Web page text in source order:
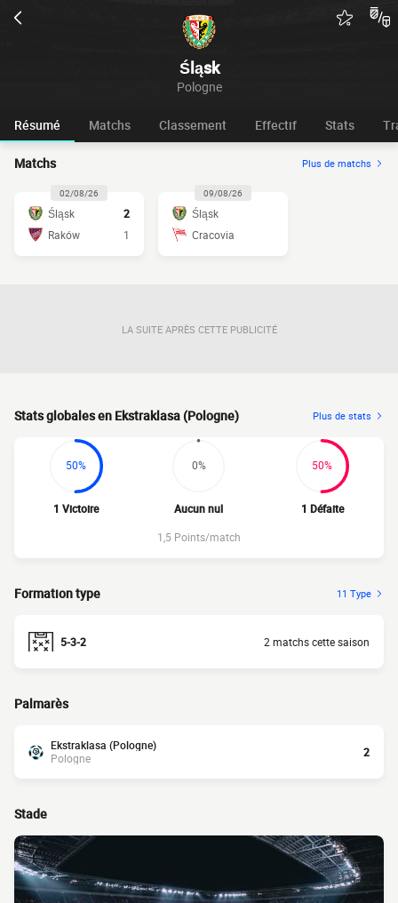
Śląsk
Pologne
Résumé Matchs Classement Effectif Stats
Matchs Plus de matchs
02/08/26
Śląsk
2
Raków
1
09/08/26
Śląsk
Cracovia
LA SUITE APRÈS CETTE PUBLICITÉ
Stats globales en Ekstraklasa (Pologne) Plus de stats
50%
1 Victoire
0%
Aucun nul
50%
1 Défaite
1,5 Points/match
Formation type 11 Type
5-3-2 2 matchs cette saison
Palmarès
Ekstraklasa (Pologne)
Pologne
2
Stade